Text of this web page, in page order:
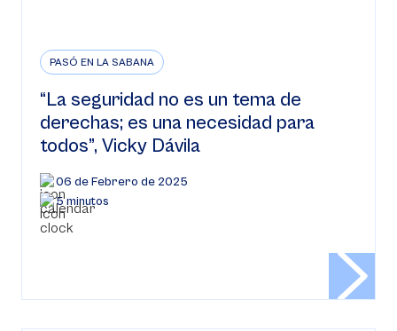
PASÓ EN LA SABANA
“La seguridad no es un tema de
derechas; es una necesidad para
todos”, Vicky Dávila
06 de Febrero de 2025
5 minutos